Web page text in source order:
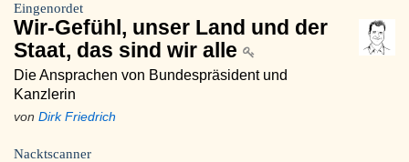
Eingenordet
Wir-Gefühl, unser Land und der
Staat, das sind wir alle
Die Ansprachen von Bundespräsident und
Kanzlerin
von Dirk Friedrich
Nacktscanner